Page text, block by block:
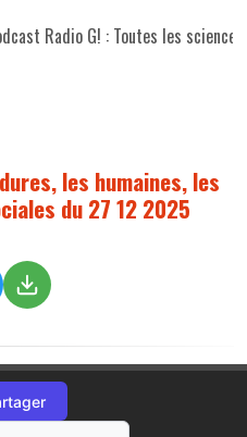
Radio G! : Toutes les
les humaines, les
du 27 12 2025